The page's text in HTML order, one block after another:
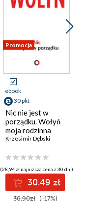
Promocja
ebook
30 pkt
Nic nie jest w
porządku. Wołyń
moja rodzinna
historia
Krzesimir Dębski
(28,94 zł najniższa cena z 30 dni)
30.49 zł
36.90zł (-17%)